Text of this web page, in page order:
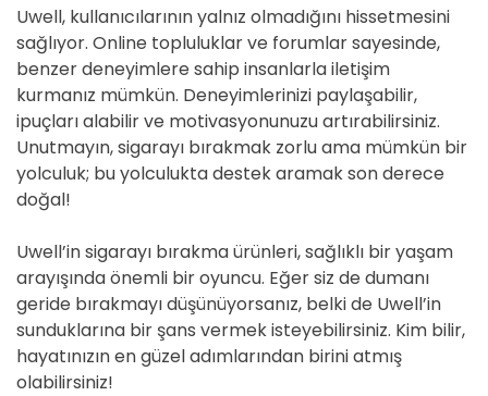
Uwell, kullanıcılarının yalnız olmadığını hissetmesini
sağlıyor. Online topluluklar ve forumlar sayesinde,
benzer deneyimlere sahip insanlarla iletişim
kurmanız mümkün. Deneyimlerinizi paylaşabilir,
ipuçları alabilir ve motivasyonunuzu artırabilirsiniz.
Unutmayın, sigarayı bırakmak zorlu ama mümkün bir
yolculuk; bu yolculukta destek aramak son derece
doğal!
Uwell’in sigarayı bırakma ürünleri, sağlıklı bir yaşam
arayışında önemli bir oyuncu. Eğer siz de dumanı
geride bırakmayı düşünüyorsanız, belki de Uwell’in
sunduklarına bir şans vermek isteyebilirsiniz. Kim bilir,
hayatınızın en güzel adımlarından birini atmış
olabilirsiniz!